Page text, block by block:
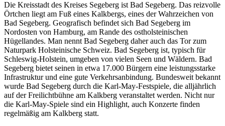
Die Kreisstadt des Kreises Segeberg ist Bad Segeberg. Das reizvolle
Örtchen liegt am Fuß eines Kalkbergs, eines der Wahrzeichen von
Bad Segeberg. Geografisch befindet sich Bad Segeberg im
Nordosten von Hamburg, am Rande des ostholsteinischen
Hügellandes. Man nennt Bad Segeberg daher auch das Tor zum
Naturpark Holsteinische Schweiz. Bad Segeberg ist, typisch für
Schleswig-Holstein, umgeben von vielen Seen und Wäldern. Bad
Segeberg bietet seinen in etwa 17.000 Bürgern eine leistungsstarke
Infrastruktur und eine gute Verkehrsanbindung. Bundesweit bekannt
wurde Bad Segeberg durch die Karl-May-Festspiele, die alljährlich
auf der Freilichtbühne am Kalkberg veranstaltet werden. Nicht nur
die Karl-May-Spiele sind ein Highlight, auch Konzerte finden
regelmäßig am Kalkberg statt.